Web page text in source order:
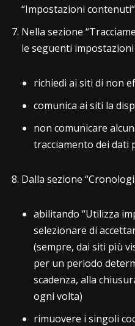
“Impostazioni contenuti“
Nella sezione
le seguenti
richiedi ai siti di non
comunica ai siti la
non comunicare
tracciamento dei dati
Dalla sezione
abilitando “Utilizza
selezionare di
(sempre, dai siti più
per un periodo
scadenza, alla
ogni volta)
rimuovere i singoli